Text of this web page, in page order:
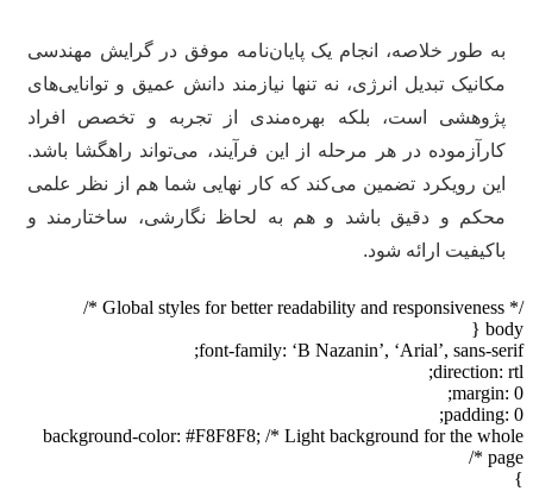
به طور خلاصه، انجام یک پایان‌نامه موفق در گرایش مهندسی
مکانیک تبدیل انرژی، نه تنها نیازمند دانش عمیق و توانایی‌های
پژوهشی است، بلکه بهره‌مندی از تجربه و تخصص افراد
کارآزموده در هر مرحله از این فرآیند، می‌تواند راهگشا باشد.
این رویکرد تضمین می‌کند که کار نهایی شما هم از نظر علمی
محکم و دقیق باشد و هم به لحاظ نگارشی، ساختارمند و
باکیفیت ارائه شود.
/* Global styles for better readability and responsiveness */
body {
font-family: ‘B Nazanin’, ‘Arial’, sans-serif;
direction: rtl;
margin: 0;
padding: 0;
background-color: #F8F8F8; /* Light background for the whole
page */
}